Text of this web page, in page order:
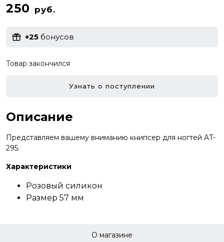
250 руб.
+25 бонусов
Товар закончился
Узнать о поступлении
Описание
Представляем вашему вниманию книпсер для ногтей AT-
295.
Характеристики
Розовый силикон
Размер 57 мм
О магазине